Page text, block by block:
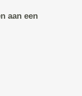
aan een